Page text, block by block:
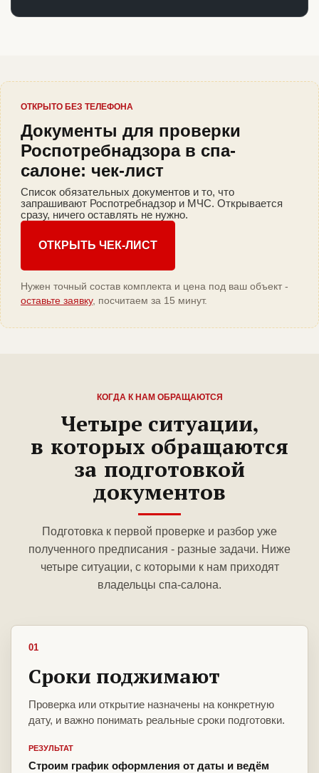
ОТКРЫТО БЕЗ ТЕЛЕФОНА
Документы для проверки
Роспотребнадзора в спа-
салоне: чек-лист
Список обязательных документов и то, что
запрашивают Роспотребнадзор и МЧС. Открывается
сразу, ничего оставлять не нужно.
ОТКРЫТЬ ЧЕК-ЛИСТ
Нужен точный состав комплекта и цена под ваш объект -
оставьте заявку, посчитаем за 15 минут.
КОГДА К НАМ ОБРАЩАЮТСЯ
Четыре ситуации,
в которых обращаются
за подготовкой
документов
Подготовка к первой проверке и разбор уже
полученного предписания - разные задачи. Ниже
четыре ситуации, с которыми к нам приходят
владельцы спа-салона.
01
Сроки поджимают
Проверка или открытие назначены на конкретную
дату, и важно понимать реальные сроки подготовки.
РЕЗУЛЬТАТ
Строим график оформления от даты и ведём